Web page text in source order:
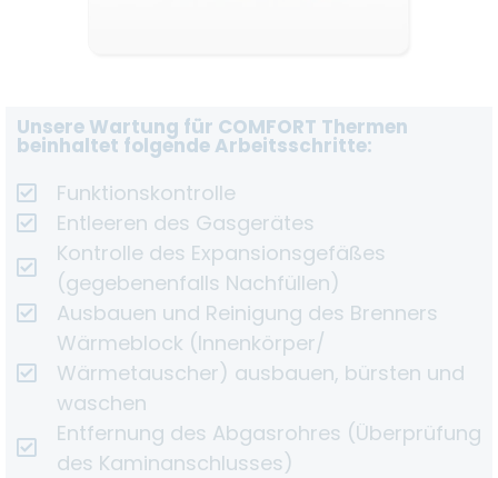
Unsere Wartung für COMFORT Thermen
beinhaltet folgende Arbeitsschritte:
Funktionskontrolle
Entleeren des Gasgerätes
Kontrolle des Expansionsgefäßes
(gegebenenfalls Nachfüllen)
Ausbauen und Reinigung des Brenners
Wärmeblock (Innenkörper/
Wärmetauscher) ausbauen, bürsten und
waschen
Entfernung des Abgasrohres (Überprüfung
des Kaminanschlusses)